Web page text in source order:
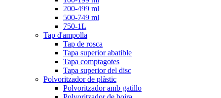
200-499 ml
500-749 ml
750-1L
Tap d'ampolla
Tap de rosca
Tapa superior abatible
Tapa comptagotes
Tapa superior del disc
Polvoritzador de plàstic
Polvoritzador amb gatillo